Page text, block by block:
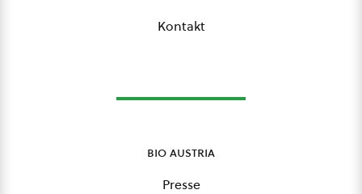
Kontakt
bio austria
Presse